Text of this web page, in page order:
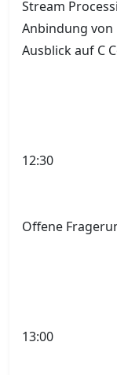
Stream
Anbindung
Ausblick auf C
12:30
Offene
13:00